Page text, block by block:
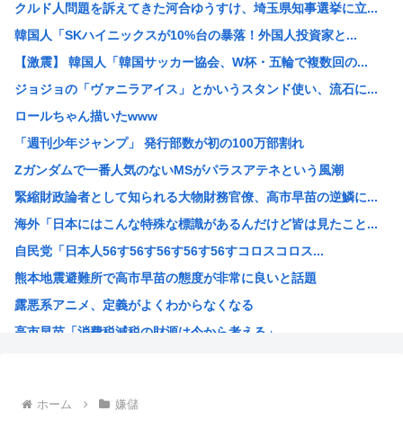
高市早苗「消費税減税の財源は今から考える」
【戦後最長】日本、なんと74ヶ月連続で景気回復していた‥...
【画像】わんぱく日焼け女子中学生さん、発育が良すぎて「女...
【衝撃】ワイ「豆腐、150g×2丁で250円か…高いけど...
檜山沙耶こと「おさや」、第一子妊娠を発表
例の自殺配信、ウッキウキでXに拡散されまくるwww
【正論】今の20代「タモリっておもしろくないじゃん。笑っ...
【速報】全国の女子高生、お前らに苦言www
【画像あり】女子、整形に成功「この形の鼻が全女子の理想だ...
【衝撃】兵庫県斎藤知事、海外事業所を全て廃止へ「公務員が...
【悲報】上司さんからタコ殴りにされて被害届出したんやけど...
【驚愕】いまだに続いていると聞いてビビる漫画「ながされて...
クルド人問題を訴えてきた河合ゆうすけ、埼玉県知事選挙に立...
韓国人「SKハイニックスが10%台の暴落！外国人投資家と...
【激震】 韓国人「韓国サッカー協会、W杯・五輪で複数回の...
ジョジョの「ヴァニラアイス」とかいうスタンド使い、流石に...
ロールちゃん描いたwww
「週刊少年ジャンプ」 発行部数が初の100万部割れ
Zガンダムで一番人気のないMSがパラスアテネという風潮
緊縮財政論者として知られる大物財務官僚、高市早苗の逆鱗に...
海外「日本にはこんな特殊な標識があるんだけど皆は見たこと...
自民党「日本人56す56す56す56す56すコロスコロス...
熊本地震避難所で高市早苗の態度が非常に良いと話題
露悪系アニメ、定義がよくわからなくなる
高市早苗「消費税減税の財源は今から考える」
中国大使館に侵入した自衛官（24）、動機を告白「中国の強...
ホーム 嫌儲